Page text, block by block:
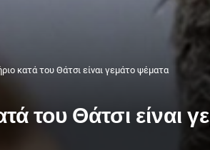
κατά του Θάτσι είναι γεμάτο ψέματα
του Θάτσι είναι